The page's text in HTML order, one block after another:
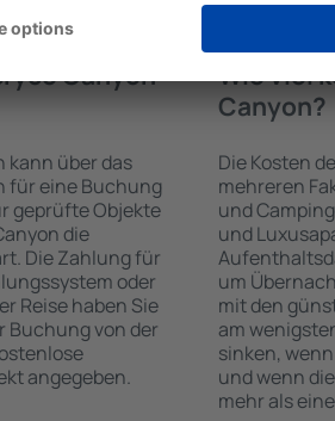
Canyon
kann über das
für eine Buchung
geprüfte Objekte
die
Die Zahlung für
oder
Reise haben Sie
Buchung von der
angegeben.
Wie viel
Canyon?
Die Kosten
mehreren
und
und
um
mit den
am
sinken,
und wenn
mehr als